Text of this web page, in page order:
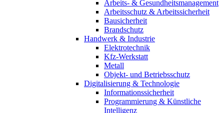
Arbeits- & Gesundheitsmanagement
Arbeitsschutz & Arbeitssicherheit
Bausicherheit
Brandschutz
Handwerk & Industrie
Elektrotechnik
Kfz-Werkstatt
Metall
Objekt- und Betriebsschutz
Digitalisierung & Technologie
Informationssicherheit
Programmierung & Künstliche
Intelligenz